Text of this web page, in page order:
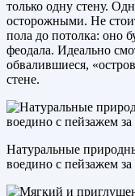
только одну стену.
осторожными. Не
пола до потолка: оно
феодала. Идеально
обвалившиеся,
стене.
Натуральные
воедино с пейзажем